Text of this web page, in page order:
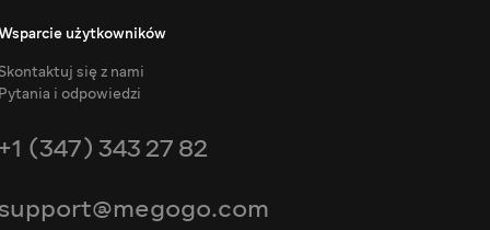
użytkowników
się z nami
Pytania i odpowiedzi
+1 (347) 343 27 82
support@megogo.com